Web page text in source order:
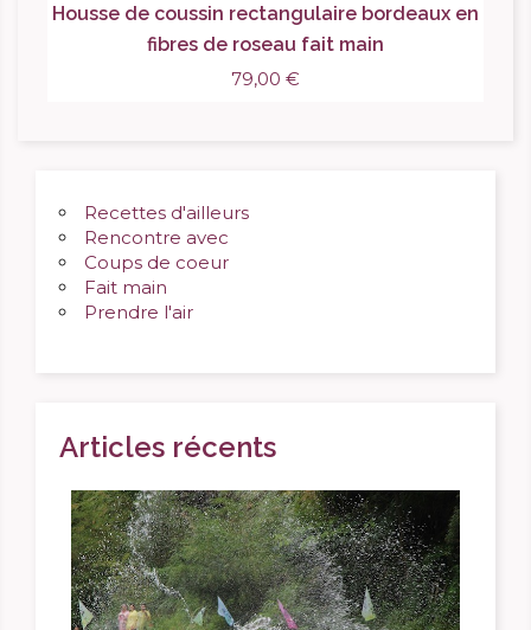
Housse de coussin rectangulaire bordeaux en
fibres de roseau fait main
79,00 €
Recettes d'ailleurs
Rencontre avec
Coups de coeur
Fait main
Prendre l'air
Articles récents